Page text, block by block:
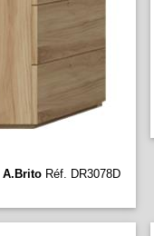
A.Brito Réf. DR3078D